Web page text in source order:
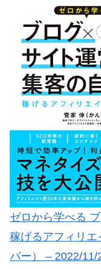
ゼロから学べる
稼げるアフィリエ
バー） – 2022/11/